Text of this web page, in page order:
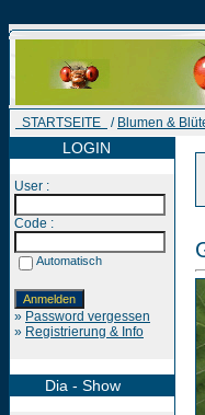
STARTSEITE / Blumen &
LOGIN
User :
Code :
Automatisch
» Password vergessen
» Registrierung & Info
Dia - Show